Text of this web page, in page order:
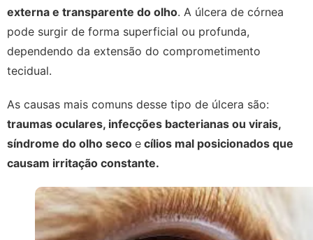
externa e transparente do olho. A úlcera de córnea
pode surgir de forma superficial ou profunda,
dependendo da extensão do comprometimento
tecidual.
As causas mais comuns desse tipo de úlcera são:
traumas oculares, infecções bacterianas ou virais,
síndrome do olho seco e cílios mal posicionados que
causam irritação constante.